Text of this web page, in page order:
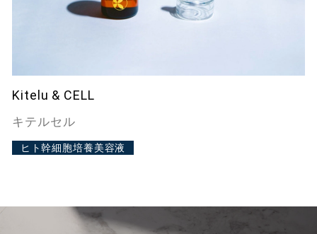
Kitelu & CELL
キテルセル
ヒト幹細胞培養美容液